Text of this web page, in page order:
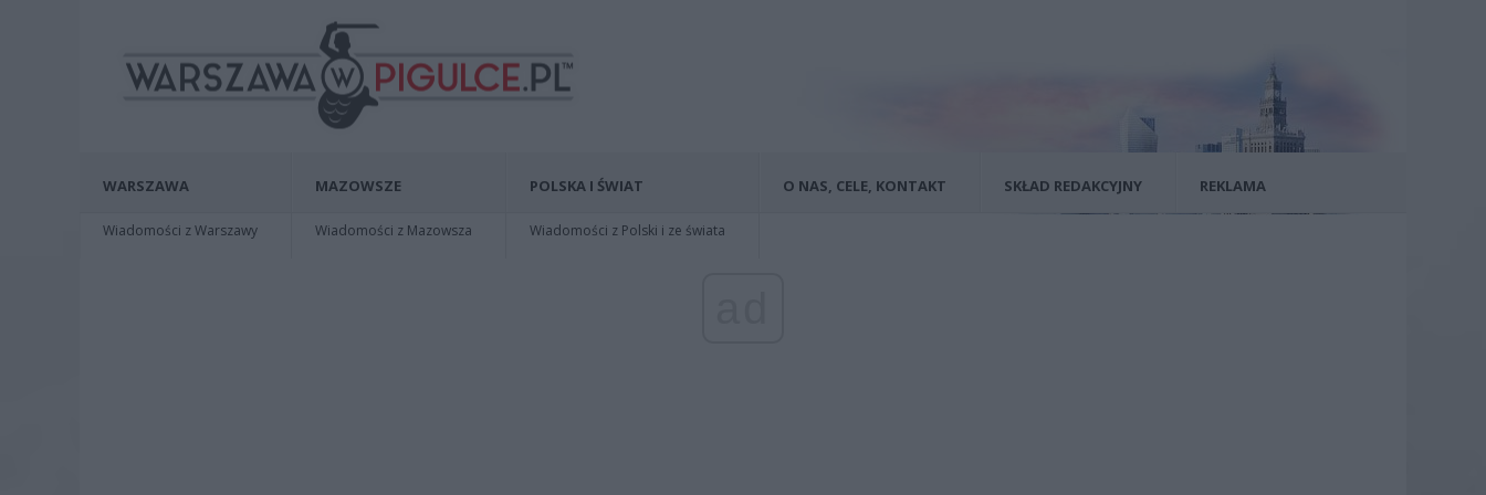
WARSZAWA
Wiadomości z Warszawy
MAZOWSZE
Wiadomości z Mazowsza
POLSKA I ŚWIAT
Wiadomości z Polski i ze świata
O NAS, CELE, KONTAKT SKŁAD REDAKCYJNY REKLAMA